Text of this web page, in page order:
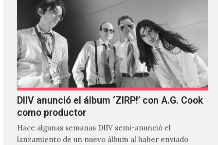
DIIV anunció el álbum ‘ZIRP!’ con A.G. Cook
como productor
Hace algunas semanas DIIV semi-anunció el
lanzamiento de un nuevo álbum al haber enviado